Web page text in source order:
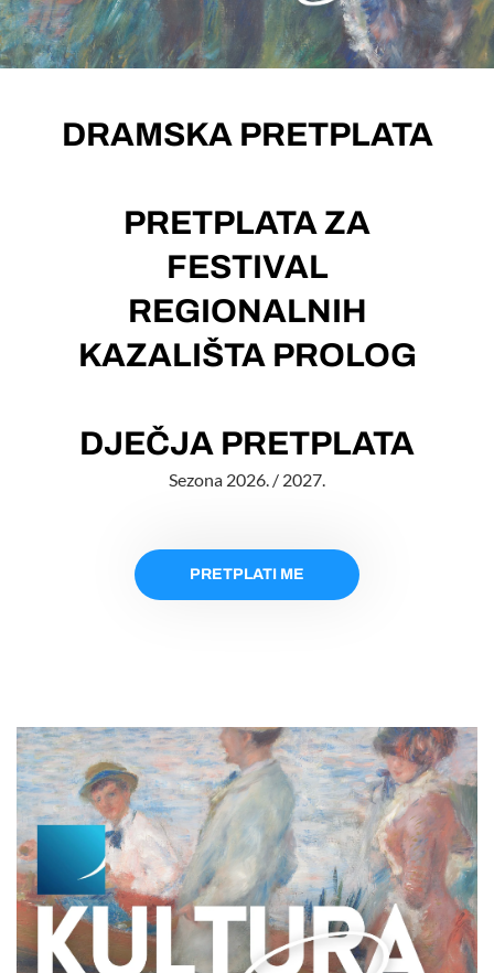
DRAMSKA PRETPLATA
PRETPLATA ZA
FESTIVAL
REGIONALNIH
KAZALIŠTA PROLOG
DJEČJA PRETPLATA
Sezona 2026. / 2027.
PRETPLATI ME
PRETPLATI ME